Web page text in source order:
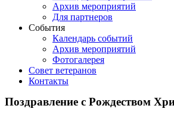
Архив мероприятий
Для партнеров
События
Календарь событий
Архив мероприятий
Фотогалерея
Совет ветеранов
Контакты
Поздравление с Рождеством